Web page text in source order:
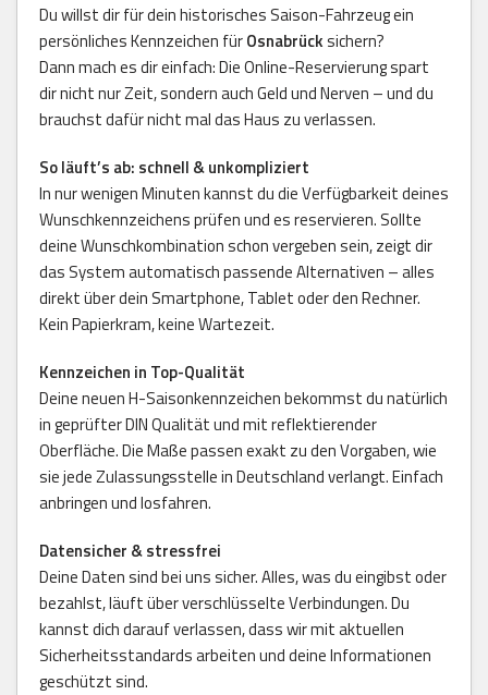
Du willst dir für dein historisches Saison-Fahrzeug ein
persönliches Kennzeichen fürOsnabrücksichern?
Dann mach es dir einfach: Die Online-Reservierung spart
dir nicht nur Zeit, sondern auch Geld und Nerven – und du
brauchst dafür nicht mal das Haus zu verlassen.
So läuft’s ab: schnell & unkompliziert
In nur wenigen Minuten kannst du die Verfügbarkeit deines
Wunschkennzeichens prüfen und es reservieren. Sollte
deine Wunschkombination schon vergeben sein, zeigt dir
das System automatisch passende Alternativen – alles
direkt über dein Smartphone, Tablet oder den Rechner.
Kein Papierkram, keine Wartezeit.
Kennzeichen in Top-Qualität
Deine neuen H-Saisonkennzeichen bekommst du natürlich
in geprüfter DIN Qualität und mit reflektierender
Oberfläche. Die Maße passen exakt zu den Vorgaben, wie
sie jede Zulassungsstelle in Deutschland verlangt. Einfach
anbringen und losfahren.
Datensicher & stressfrei
Deine Daten sind bei uns sicher. Alles, was du eingibst oder
bezahlst, läuft über verschlüsselte Verbindungen. Du
kannst dich darauf verlassen, dass wir mit aktuellen
Sicherheitsstandards arbeiten und deine Informationen
geschützt sind.